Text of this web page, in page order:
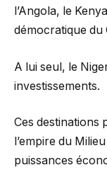
l’Angola, le
démocratique du
A lui seul, le
investissements.
Ces destinations
l’empire du
puissances